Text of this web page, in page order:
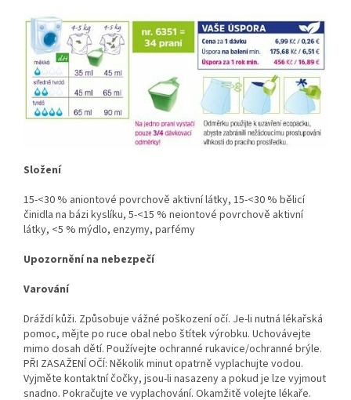
Složení
15-<30 % aniontové povrchově aktivní látky, 15-<30 % bělicí
činidla na bázi kyslíku, 5-<15 % neiontové povrchově aktivní
látky, <5 % mýdlo, enzymy, parfémy
Upozornění na nebezpečí
Varování
Dráždí kůži. Způsobuje vážné poškození očí. Je-li nutná lékařská
pomoc, mějte po ruce obal nebo štítek výrobku. Uchovávejte
mimo dosah dětí. Používejte ochranné rukavice/ochranné brýle.
PŘI ZASAŽENÍ OČÍ: Několik minut opatrně vyplachujte vodou.
Vyjměte kontaktní čočky, jsou-li nasazeny a pokud je lze vyjmout
snadno. Pokračujte ve vyplachování. Okamžitě volejte lékaře.